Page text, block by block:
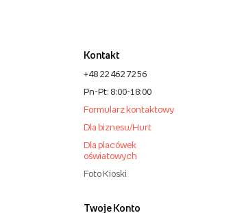
Kontakt
+48 22 462 72 56
Pn-Pt: 8:00-18:00
Formularz kontaktowy
Dla biznesu/Hurt
Dla placówek
oświatowych
Foto Kioski
Twoje Konto